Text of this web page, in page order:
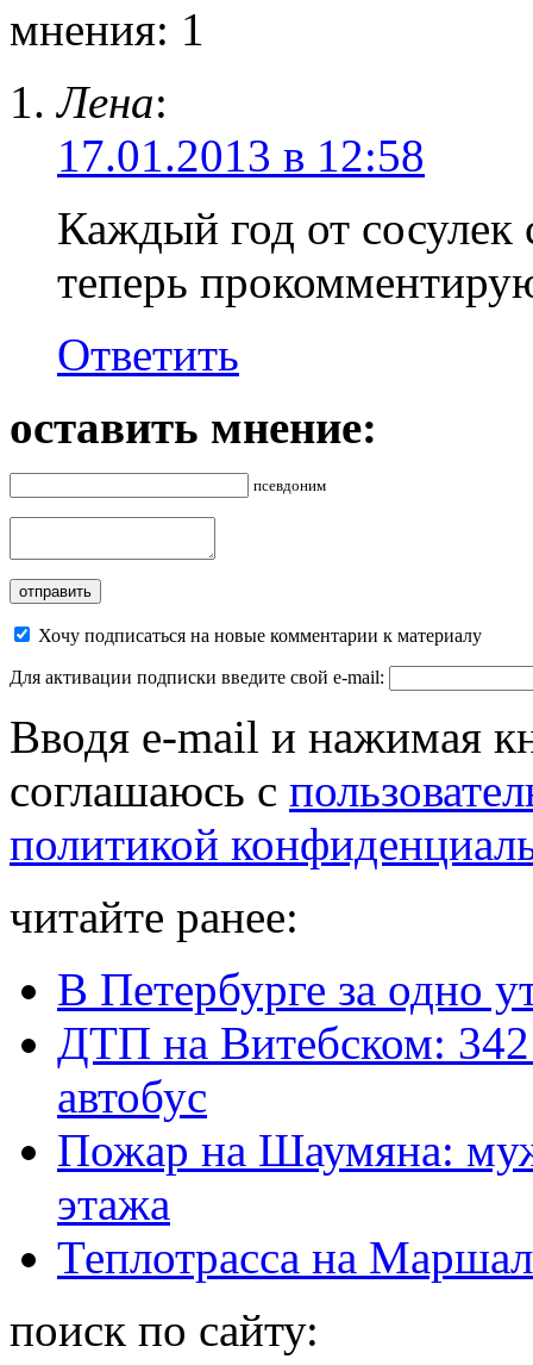
мнения: 1
Лена:
17.01.2013 в 12:58
Каждый год от
теперь
Ответить
оставить мнение:
псевдоним
Хочу подписаться на новые комментарии к материалу
Для активации подписки введите свой e-mail:
Вводя e-mail и нажимая
соглашаюсь с
политикой
читайте ранее:
В Петербурге за одно
ДТП на Витебском:
автобус
Пожар на Шаумяна:
этажа
Теплотрасса на
поиск по сайту: